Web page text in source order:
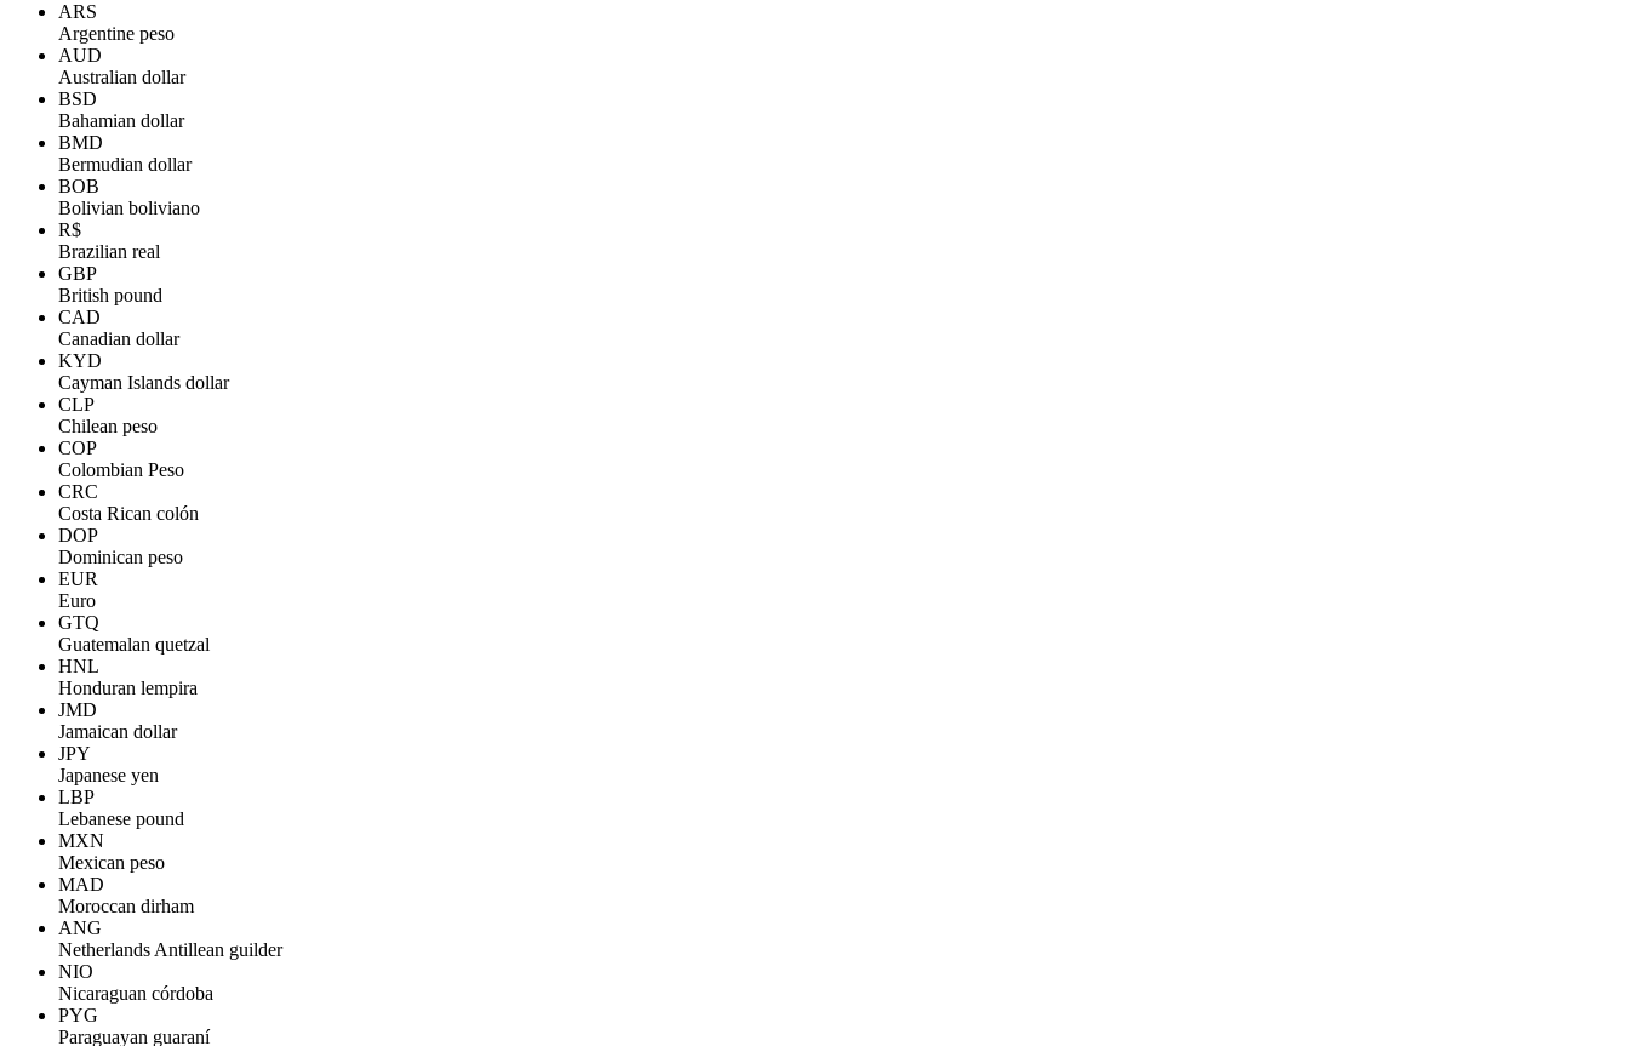
ARS
Argentine peso
AUD
Australian dollar
BSD
Bahamian dollar
BMD
Bermudian dollar
BOB
Bolivian boliviano
R$
Brazilian real
GBP
British pound
CAD
Canadian dollar
KYD
Cayman Islands dollar
CLP
Chilean peso
COP
Colombian Peso
CRC
Costa Rican colón
DOP
Dominican peso
EUR
Euro
GTQ
Guatemalan quetzal
HNL
Honduran lempira
JMD
Jamaican dollar
JPY
Japanese yen
LBP
Lebanese pound
MXN
Mexican peso
MAD
Moroccan dirham
ANG
Netherlands Antillean guilder
NIO
Nicaraguan córdoba
PYG
Paraguayan guaraní